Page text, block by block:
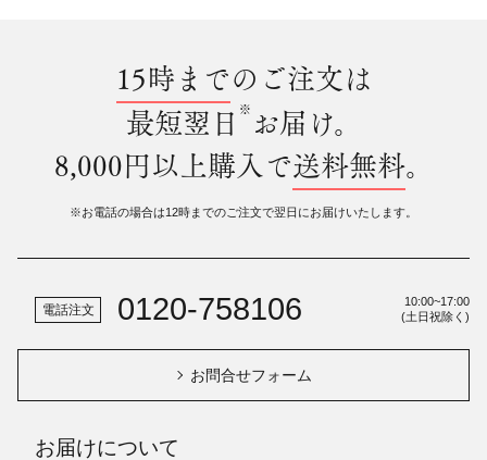
15時までのご注文は
最短翌日 ※ お届け。
8,000円以上購入で送料無料。
※お電話の場合は12時までのご注文で翌日にお届けいたします。
電話注文 0120-758106
10:00~17:00
(土日祝除く)
お問合せフォーム
お届けについて